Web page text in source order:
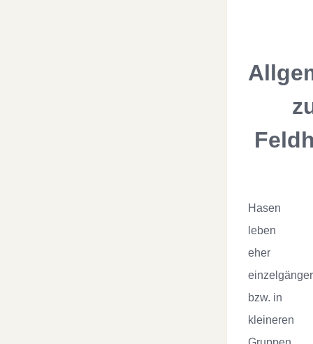
Hasen
leben
eher
bzw. in
kleineren